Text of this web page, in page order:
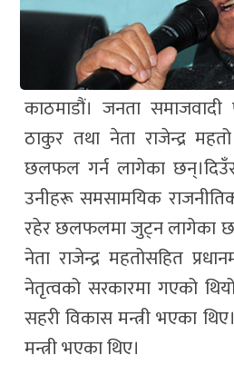
काठमाडौं। जनता समाजवादी
ठाकुर तथा नेता राजेन्द्र
छलफल गर्न लागेका
उनीहरू समसामयिक
रहेर छलफलमा जुट्न लागेका
नेता राजेन्द्र महतोसहित
नेतृत्वको सरकारमा गएको
सहरी विकास मन्त्री भएका
मन्त्री भएका थिए।